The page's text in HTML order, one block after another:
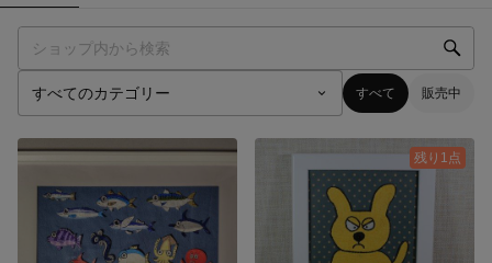
すべて 販売中
残り1点